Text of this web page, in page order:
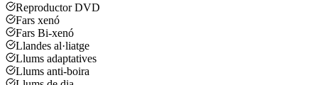
Reproductor DVD
Fars xenó
Fars Bi-xenó
Llandes al·liatge
Llums adaptatives
Llums anti-boira